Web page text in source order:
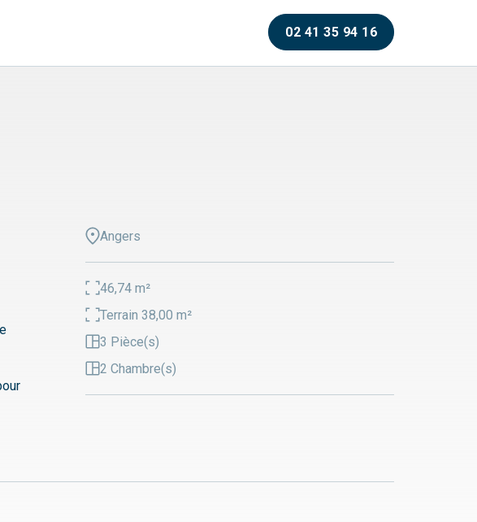
02 41 35 94 16
Angers
46,74 m²
Terrain 38,00 m²
3 Pièce(s)
2 Chambre(s)